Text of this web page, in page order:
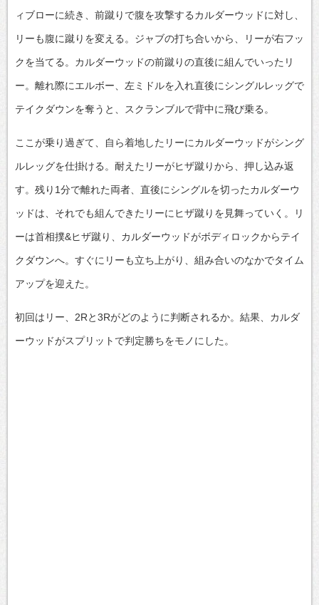
ィブローに続き、前蹴りで腹を攻撃するカルダーウッドに対し、
リーも腹に蹴りを変える。ジャブの打ち合いから、リーが右フッ
クを当てる。カルダーウッドの前蹴りの直後に組んでいったリ
ー。離れ際にエルボー、左ミドルを入れ直後にシングルレッグで
テイクダウンを奪うと、スクランブルで背中に飛び乗る。
ここが乗り過ぎて、自ら着地したリーにカルダーウッドがシング
ルレッグを仕掛ける。耐えたリーがヒザ蹴りから、押し込み返
す。残り1分で離れた両者、直後にシングルを切ったカルダーウ
ッドは、それでも組んできたリーにヒザ蹴りを見舞っていく。リ
ーは首相撲&ヒザ蹴り、カルダーウッドがボディロックからテイ
クダウンへ。すぐにリーも立ち上がり、組み合いのなかでタイム
アップを迎えた。
初回はリー、2Rと3Rがどのように判断されるか。結果、カルダ
ーウッドがスプリットで判定勝ちをモノにした。